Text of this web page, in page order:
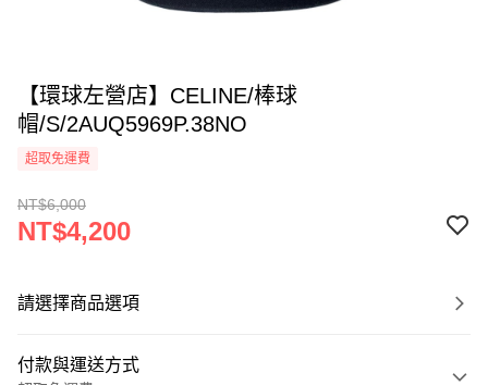
【環球左營店】CELINE/棒球
帽/S/2AUQ5969P.38NO
超取免運費
NT$6,000
NT$4,200
請選擇商品選項
付款與運送方式